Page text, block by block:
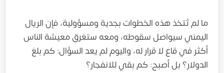
ما لم تُتخذ هذه الخطوات بجدية ومسؤولية، فإن الريال
اليمني سيواصل سقوطه، ومعه ستغرق معيشة الناس
أكثر في قاع لا قرار له، واليوم لم يعد السؤال: كم بلغ
الدولار؟ بل أصبح: كم بقي للانفجار؟